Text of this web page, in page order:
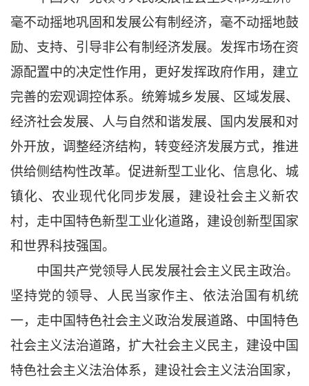
毫不动摇地巩固和发展公有制经济，毫不动摇地鼓
励、支持、引导非公有制经济发展。发挥市场在资
源配置中的决定性作用，更好发挥政府作用，建立
完善的宏观调控体系。统筹城乡发展、区域发展、
经济社会发展、人与自然和谐发展、国内发展和对
外开放，调整经济结构，转变经济发展方式，推进
供给侧结构性改革。促进新型工业化、信息化、城
镇化、农业现代化同步发展，建设社会主义新农
村，走中国特色新型工业化道路，建设创新型国家
和世界科技强国。
中国共产党领导人民发展社会主义民主政治。
坚持党的领导、人民当家作主、依法治国有机统
一，走中国特色社会主义政治发展道路、中国特色
社会主义法治道路，扩大社会主义民主，建设中国
特色社会主义法治体系，建设社会主义法治国家，